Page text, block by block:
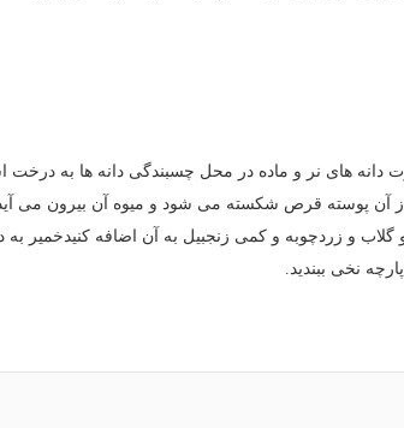
های نر و ماده در محل چسبندگی دانه ها به
آن پوسته قرص شکسته می شود و میوه آن بیرون می
و زردچوبه و کمی زنجبیل به آن اضافه کنیدخمیر به